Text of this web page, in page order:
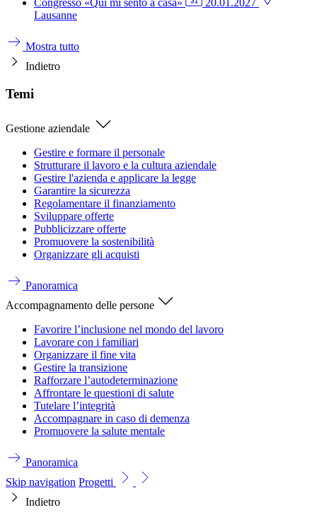
Congresso «Qui mi sento a casa»
20.01.2027
Lausanne
Mostra tutto
Indietro
Temi
Gestione aziendale
Gestire e formare il personale
Strutturare il lavoro e la cultura aziendale
Gestire l'azienda e applicare la legge
Garantire la sicurezza
Regolamentare il finanziamento
Sviluppare offerte
Pubblicizzare offerte
Promuovere la sostenibilità
Organizzare gli acquisti
Panoramica
Accompagnamento delle persone
Favorire l’inclusione nel mondo del lavoro
Lavorare con i familiari
Organizzare il fine vita
Gestire la transizione
Rafforzare l’autodeterminazione
Affrontare le questioni di salute
Tutelare l’integrità
Accompagnare in caso di demenza
Promuovere la salute mentale
Panoramica
Skip navigation Progetti
Indietro